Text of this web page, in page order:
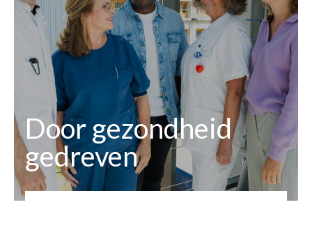
Door gezondheid
gedreven